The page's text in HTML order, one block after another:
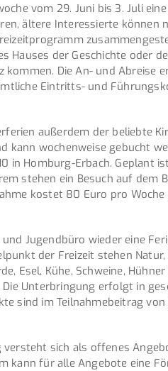
vom 29. Juni bis 3. Juli
ältere Interessierte
Hauses der Geschichte oder
Die An- und
Eintritts- und
außerdem der beliebte
kann wochenweise gebucht
in Homburg-Erbach.
stehen ein Besuch auf
kostet 80 Euro pro Woche
Jugendbüro wieder eine
der Freizeit stehen
Esel, Kühe, Schweine,
Unterbringung erfolgt in
sind im Teilnahmebeitrag
sich als offenes
kann für alle Angebote eine